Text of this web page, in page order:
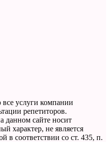
услуги компании
репетиторов.
данном сайте носит
характер, не является
в соответствии со ст. 435, п.